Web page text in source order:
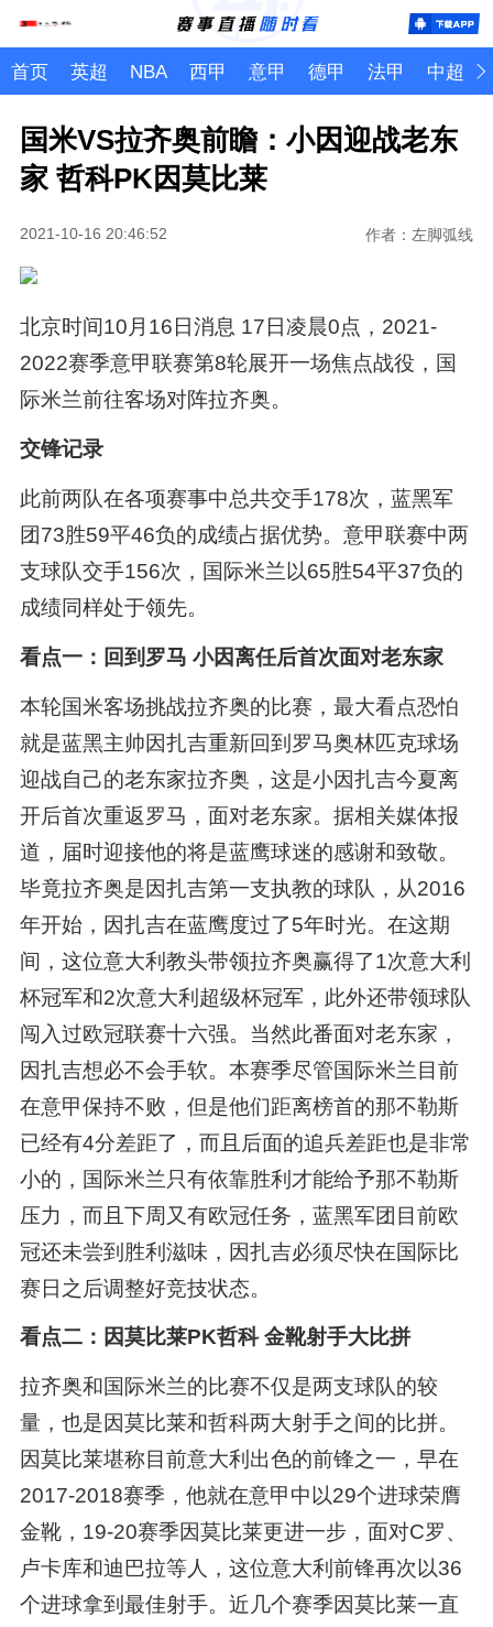
首页 英超 NBA 西甲 意甲 德甲 法甲 中超
国米VS拉齐奥前瞻：小因迎战老东
家 哲科PK因莫比莱
2021-10-16 20:46:52 作者：左脚弧线
北京时间10月16日消息 17日凌晨0点，2021-
2022赛季意甲联赛第8轮展开一场焦点战役，国
际米兰前往客场对阵拉齐奥。
交锋记录
此前两队在各项赛事中总共交手178次，蓝黑军
团73胜59平46负的成绩占据优势。意甲联赛中两
支球队交手156次，国际米兰以65胜54平37负的
成绩同样处于领先。
看点一：回到罗马 小因离任后首次面对老东家
本轮国米客场挑战拉齐奥的比赛，最大看点恐怕
就是蓝黑主帅因扎吉重新回到罗马奥林匹克球场
迎战自己的老东家拉齐奥，这是小因扎吉今夏离
开后首次重返罗马，面对老东家。据相关媒体报
道，届时迎接他的将是蓝鹰球迷的感谢和致敬。
毕竟拉齐奥是因扎吉第一支执教的球队，从2016
年开始，因扎吉在蓝鹰度过了5年时光。在这期
间，这位意大利教头带领拉齐奥赢得了1次意大利
杯冠军和2次意大利超级杯冠军，此外还带领球队
闯入过欧冠联赛十六强。当然此番面对老东家，
因扎吉想必不会手软。本赛季尽管国际米兰目前
在意甲保持不败，但是他们距离榜首的那不勒斯
已经有4分差距了，而且后面的追兵差距也是非常
小的，国际米兰只有依靠胜利才能给予那不勒斯
压力，而且下周又有欧冠任务，蓝黑军团目前欧
冠还未尝到胜利滋味，因扎吉必须尽快在国际比
赛日之后调整好竞技状态。
看点二：因莫比莱PK哲科 金靴射手大比拼
拉齐奥和国际米兰的比赛不仅是两支球队的较
量，也是因莫比莱和哲科两大射手之间的比拼。
因莫比莱堪称目前意大利出色的前锋之一，早在
2017-2018赛季，他就在意甲中以29个进球荣膺
金靴，19-20赛季因莫比莱更进一步，面对C罗、
卢卡库和迪巴拉等人，这位意大利前锋再次以36
个进球拿到最佳射手。近几个赛季因莫比莱一直